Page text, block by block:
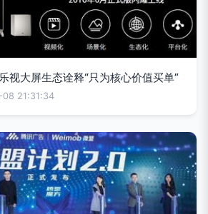
视大屏生态诠释“只为核心价值买单”
21:31:34